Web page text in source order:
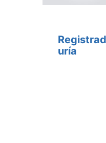
Registrad
uría